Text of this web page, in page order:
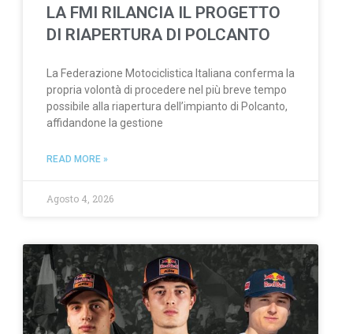
LA FMI RILANCIA IL PROGETTO
DI RIAPERTURA DI POLCANTO
La Federazione Motociclistica Italiana conferma la
propria volontà di procedere nel più breve tempo
possibile alla riapertura dell’impianto di Polcanto,
affidandone la gestione
READ MORE »
Agosto 4, 2026